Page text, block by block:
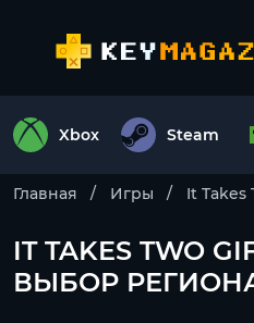
Xbox Steam
Главная Игры It Takes
IT TAKES TWO
ВЫБОР